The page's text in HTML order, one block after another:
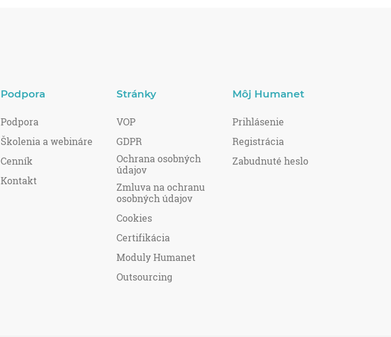
Podpora
Podpora
Školenia a webináre
Cenník
Kontakt
Stránky
VOP
GDPR
Ochrana osobných
údajov
Zmluva na ochranu
osobných údajov
Cookies
Certifikácia
Moduly Humanet
Outsourcing
Môj Humanet
Prihlásenie
Registrácia
Zabudnuté heslo